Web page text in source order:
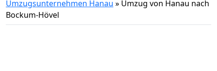
Umzugsunternehmen Hanau » Umzug von Hanau nach
Bockum-Hövel